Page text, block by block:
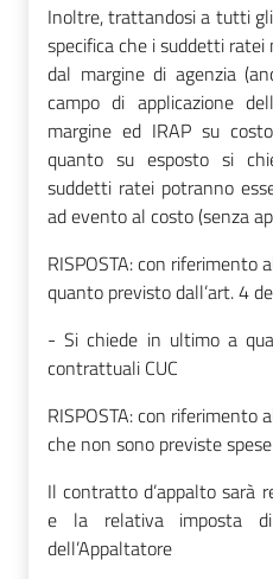
Inoltre, trattandosi a tutti
specifica che i suddetti ratei
dal margine di agenzia
campo di applicazione
margine ed IRAP su
quanto su esposto si
suddetti ratei potranno
ad evento al costo (senza
RISPOSTA: con riferimento
quanto previsto dall’art. 4
- Si chiede in ultimo a
contrattuali CUC
RISPOSTA: con riferimento
che non sono previste
Il contratto d’appalto sarà
e la relativa imposta
dell’Appaltatore